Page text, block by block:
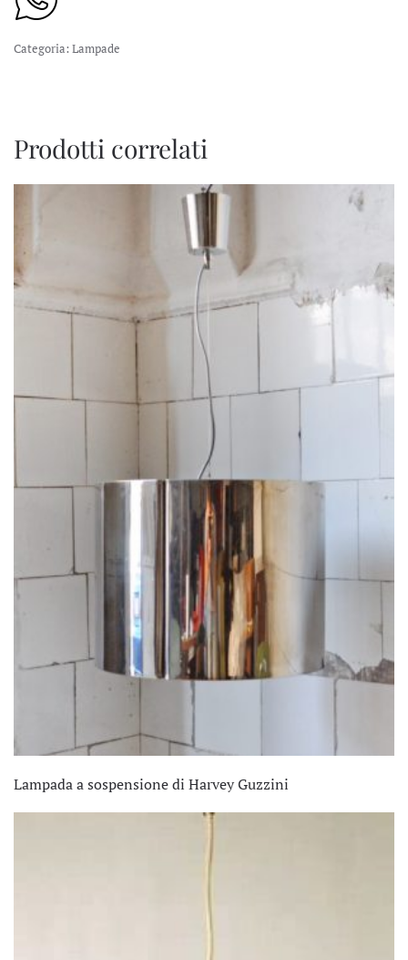
Categoria: Lampade
Prodotti correlati
Lampada a sospensione di Harvey Guzzini